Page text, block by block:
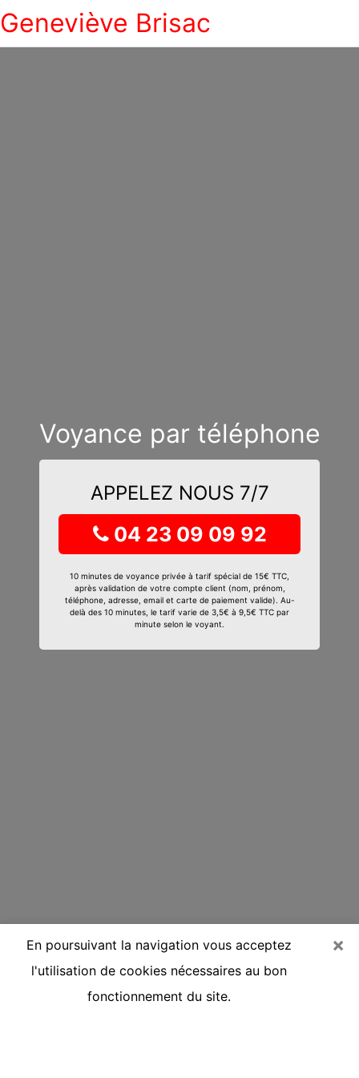
Geneviève Brisac
Voyance par téléphone
APPELEZ NOUS 7/7
04 23 09 09 92
10 minutes de voyance privée à tarif spécial de 15€ TTC,
après validation de votre compte client (nom, prénom,
téléphone, adresse, email et carte de paiement valide). Au-
delà des 10 minutes, le tarif varie de 3,5€ à 9,5€ TTC par
minute selon le voyant.
×
En poursuivant la navigation vous acceptez
l'utilisation de cookies nécessaires au bon
fonctionnement du site.